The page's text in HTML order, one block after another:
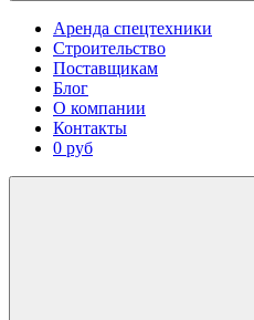
Аренда спецтехники
Строительство
Поставщикам
Блог
О компании
Контакты
0 руб